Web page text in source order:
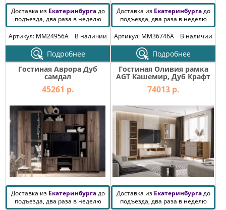
Доставка из Екатеринбургадо
подъезда, два раза в неделю
Артикул: MM24956A
В наличии
Подробнее
Доставка из Екатеринбургадо
подъезда, два раза в неделю
Артикул: MM36746A
В наличии
Подробнее
Гостиная Аврора Дуб
самдал
45261 р.
Доставка из Екатеринбургадо
подъезда, два раза в неделю
Гостиная Оливия рамка
AGT Кашемир, Дуб Крафт
74013 р.
Доставка из Екатеринбургадо
подъезда, два раза в неделю